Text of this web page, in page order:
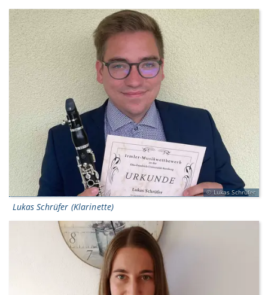
Lukas Schrüfer
Lukas Schrüfer (Klarinette)